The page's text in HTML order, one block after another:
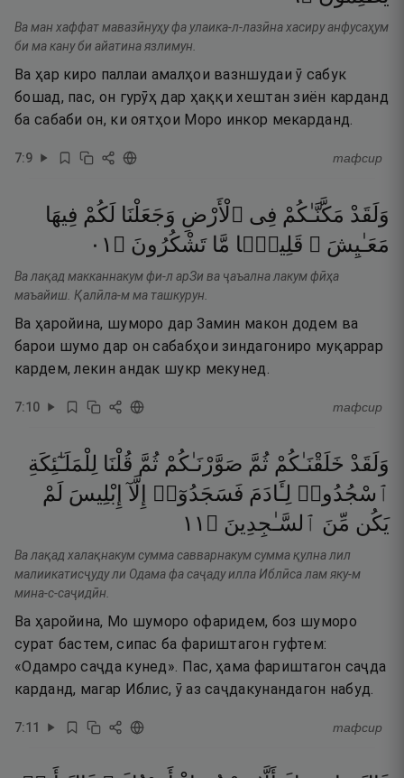
Ва ман хаффат мавазӣнуҳу фа улаика-л-лазӣна хасиру анфусаҳум
би ма кану би айатина язлимун.
Ва ҳар киро паллаи амалҳои вазншудаи ӯ сабук
бошад, пас, он гурӯҳ дар ҳаққи хештан зиён карданд
ба сабаби он, ки оятҳои Моро инкор мекарданд.
7:9 тафсир
وَلَقَدْ مَكَّنَّـٰكُمْ فِى ٱلْأَرْضِ وَجَعَلْنَا لَكُمْ فِيهَا
مَعَـٰيِشَ ۗ قَلِيلًۭا مَّا تَشْكُرُونَ ۝ ١٠
Ва лақад макканнакум фи-л арЗи ва ҷаъална лакум фӣҳа
маъайиш. Қалӣла-м ма ташкурун.
Ва ҳаройина, шуморо дар Замин макон додем ва
барои шумо дар он сабабҳои зиндагониро муқаррар
кардем, лекин андак шукр мекунед.
7:10 тафсир
وَلَقَدْ خَلَقْنَـٰكُمْ ثُمَّ صَوَّرْنَـٰكُمْ ثُمَّ قُلْنَا لِلْمَلَـٰٓئِكَةِ
ٱسْجُدُوا۟ لِـَٔادَمَ فَسَجَدُوٓا۟ إِلَّآ إِبْلِيسَ لَمْ
يَكُن مِّنَ ٱلسَّـٰجِدِينَ ۝ ١١
Ва лақад халақнакум сумма савварнакум сумма қулна лил
малиикатисҷуду ли Одама фа саҷаду илла Иблӣса лам яку-м
мина-с-саҷидӣн.
Ва ҳаройина, Мо шуморо офаридем, боз шуморо
сурат бастем, сипас ба фариштагон гуфтем:
«Одамро саҷда кунед». Пас, ҳама фариштагон саҷда
карданд, магар Иблис, ӯ аз саҷдакунандагон набуд.
7:11 тафсир